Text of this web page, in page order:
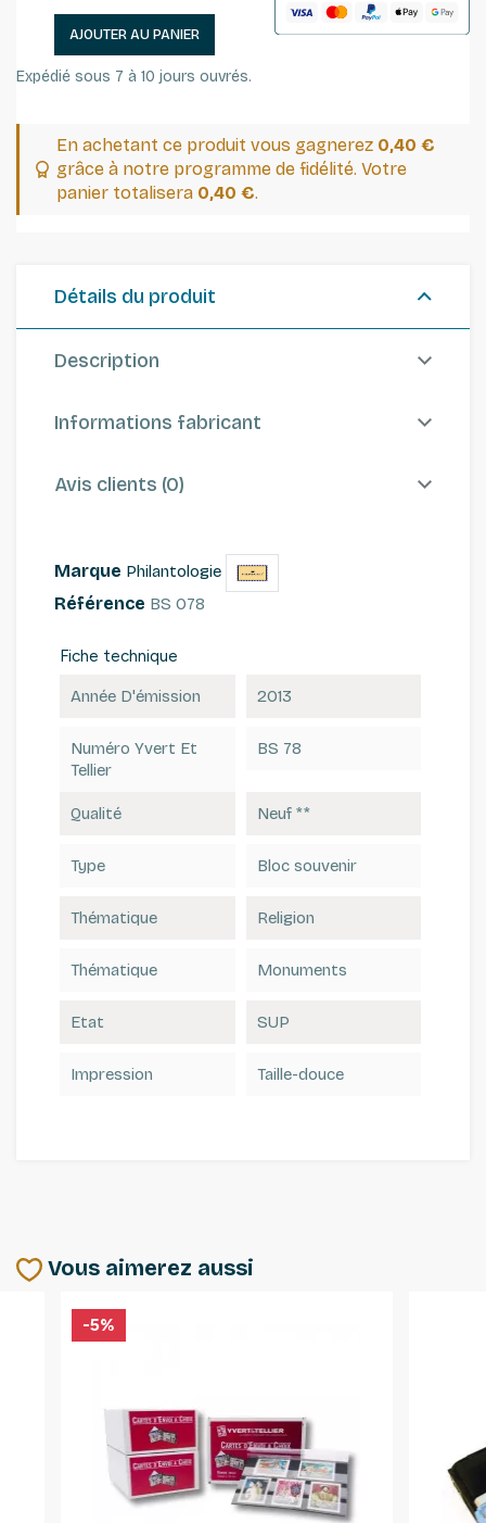
AJOUTER AU PANIER
Expédié sous 7 à 10 jours ouvrés.
En achetant ce produit vous gagnerez 0,40 €
grâce à notre programme de fidélité. Votre
panier totalisera 0,40 €.
Détails du produit
Description
Informations fabricant
Avis clients (0)
Marque Philantologie
Référence BS 078
Fiche technique
Année D'émission 2013
Numéro Yvert Et
Tellier
BS 78
Qualité Neuf **
Type Bloc souvenir
Thématique Religion
Thématique Monuments
Etat SUP
Impression Taille-douce
Vous aimerez aussi
-5%